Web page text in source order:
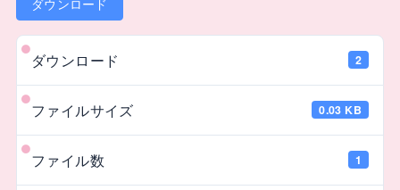
ダウンロード 2
ファイルサイズ 0.03 KB
ファイル数 1